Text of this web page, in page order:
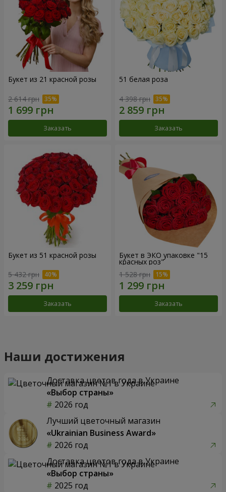
Букет из 21 красной розы
2 614 грн
Заказать
51 белая роза
4 398 грн
Заказать
Букет из 51 красной розы
5 432 грн
Заказать
Букет в ЭКО упаковке "15
красных роз"
1 528 грн
Заказать
Наши достижения
Доставка цветов года в Украине
«Выбор страны»
2026 год
Лучший цветочный магазин
«Ukrainian Business Award»
2026 год
Доставка цветов года в Украине
«Выбор страны»
2025 год